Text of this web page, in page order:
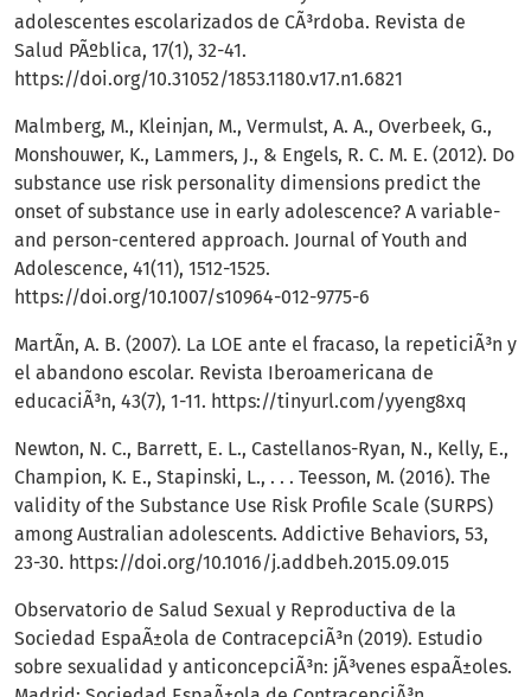
adolescentes escolarizados de CÃ³rdoba. Revista de
Salud PÃºblica, 17(1), 32-41.
https://doi.org/10.31052/1853.1180.v17.n1.6821
Malmberg, M., Kleinjan, M., Vermulst, A. A., Overbeek, G.,
Monshouwer, K., Lammers, J., & Engels, R. C. M. E. (2012). Do
substance use risk personality dimensions predict the
onset of substance use in early adolescence? A variable-
and person-centered approach. Journal of Youth and
Adolescence, 41(11), 1512-1525.
https://doi.org/10.1007/s10964-012-9775-6
MartÃ­n, A. B. (2007). La LOE ante el fracaso, la repeticiÃ³n y
el abandono escolar. Revista Iberoamericana de
educaciÃ³n, 43(7), 1-11. https://tinyurl.com/yyeng8xq
Newton, N. C., Barrett, E. L., Castellanos-Ryan, N., Kelly, E.,
Champion, K. E., Stapinski, L., . . . Teesson, M. (2016). The
validity of the Substance Use Risk Profile Scale (SURPS)
among Australian adolescents. Addictive Behaviors, 53,
23-30. https://doi.org/10.1016/j.addbeh.2015.09.015
Observatorio de Salud Sexual y Reproductiva de la
Sociedad EspaÃ±ola de ContracepciÃ³n (2019). Estudio
sobre sexualidad y anticoncepciÃ³n: jÃ³venes espaÃ±oles.